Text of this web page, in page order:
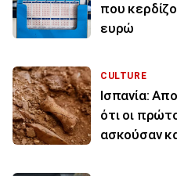
που
ευρώ
CULTURE
Ισπανία:
ότι οι
ασκούσαν